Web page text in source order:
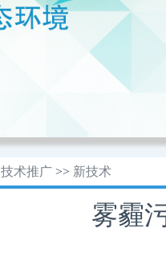
技术推广 >> 新技术
雾霾